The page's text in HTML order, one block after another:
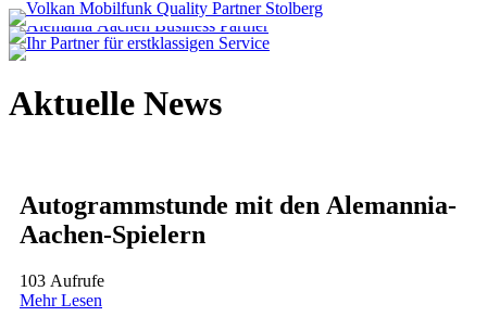
Aktuelle News
Autogrammstunde mit den Alemannia-
Aachen-Spielern
103 Aufrufe
Mehr Lesen